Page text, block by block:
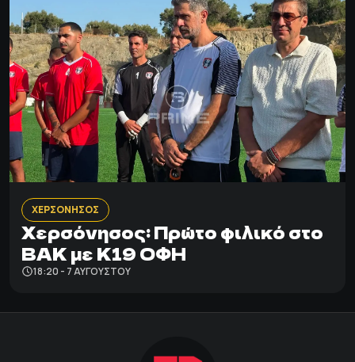
ΧΕΡΣΟΝΗΣΟΣ
Χερσόνησος: Πρώτο φιλικό στο
ΒΑΚ με Κ19 ΟΦΗ
18:20 - 7 ΑΥΓΟΎΣΤΟΥ